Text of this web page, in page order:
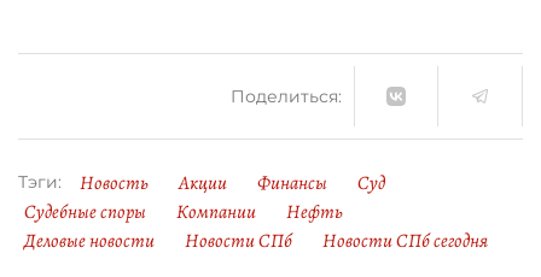
Поделиться:
Тэги: Новость Акции Финансы
Суд
Судебные споры
Компании
Нефть
Деловые новости
Новости СПб Новости СПб сегодня